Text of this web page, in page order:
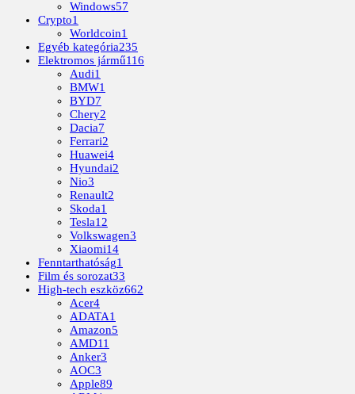
Windows57
Crypto1
Worldcoin1
Egyéb kategória235
Elektromos jármű116
Audi1
BMW1
BYD7
Chery2
Dacia7
Ferrari2
Huawei4
Hyundai2
Nio3
Renault2
Skoda1
Tesla12
Volkswagen3
Xiaomi14
Fenntarthatóság1
Film és sorozat33
High-tech eszköz662
Acer4
ADATA1
Amazon5
AMD11
Anker3
AOC3
Apple89